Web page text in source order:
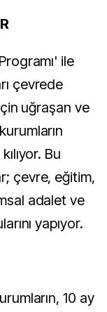
ile
çevrede
uğraşan ve
Bu
çevre, eğitim,
adalet ve
yapıyor.
10 ay